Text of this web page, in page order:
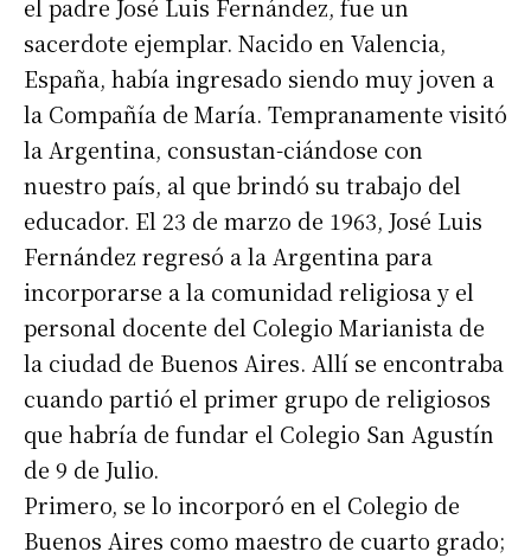
el padre José Luis Fernández, fue un
sacerdote ejemplar. Nacido en Valencia,
España, había ingresado siendo muy joven a
la Compañía de María. Tempranamente visitó
la Argentina, consustan-ciándose con
nuestro país, al que brindó su trabajo del
educador. El 23 de marzo de 1963, José Luis
Fernández regresó a la Argentina para
incorporarse a la comunidad religiosa y el
personal docente del Colegio Marianista de
la ciudad de Buenos Aires. Allí se encontraba
cuando partió el primer grupo de religiosos
que habría de fundar el Colegio San Agustín
de 9 de Julio.
Primero, se lo incorporó en el Colegio de
Buenos Aires como maestro de cuarto grado;